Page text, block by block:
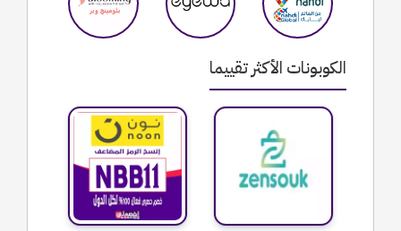
الكوبونات الأكثر تقييما